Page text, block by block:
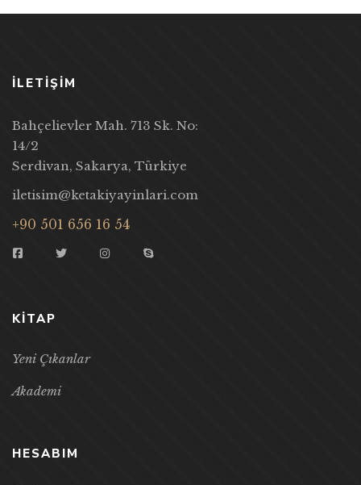
İLETİŞİM
Bahçelievler Mah. 713 Sk. No:
14/2
Serdivan, Sakarya, Türkiye
iletisim@ketakiyayinlari.com
+90 501 656 16 54
KITAP
Yeni Çıkanlar
Akademi
HESABIM